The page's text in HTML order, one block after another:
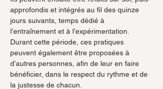
approfondis et intégrés au fil des quinze
jours suivants, temps dédié à
l’entraînement et à l’expérimentation.
Durant cette période, ces pratiques
peuvent également être proposées à
d’autres personnes, afin de leur en faire
bénéficier, dans le respect du rythme et de
la justesse de chacun.